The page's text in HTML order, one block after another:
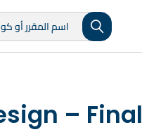
– Final